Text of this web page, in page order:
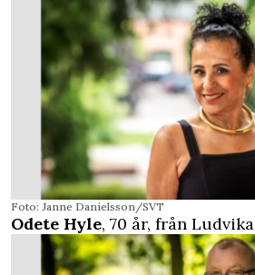
Foto: Janne Danielsson/SVT
Odete Hyle, 70 år, från Ludvika